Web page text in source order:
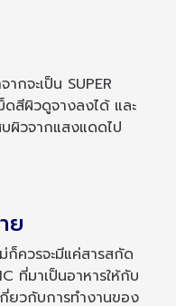
กจะเป็น SUPER
ดสีผิวดูจางลงได้ และ
ผิวจากแสงแดดไป
ย
ก็ควรจะมีแค่สารสกัด
ที่มาเป็นอาหารให้กับ
ยวกับการทำงานของ